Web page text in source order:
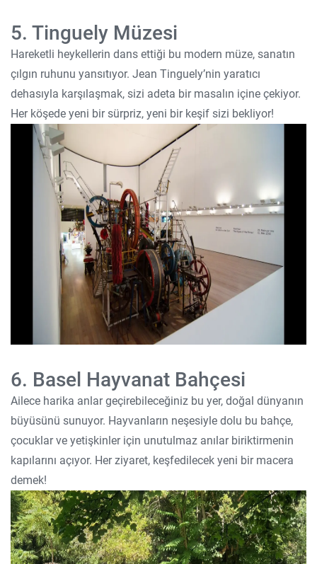
5. Tinguely Müzesi
Hareketli heykellerin dans ettiği bu modern müze, sanatın
çılgın ruhunu yansıtıyor. Jean Tinguely’nin yaratıcı
dehasıyla karşılaşmak, sizi adeta bir masalın içine çekiyor.
Her köşede yeni bir sürpriz, yeni bir keşif sizi bekliyor!
6. Basel Hayvanat Bahçesi
Ailece harika anlar geçirebileceğiniz bu yer, doğal dünyanın
büyüsünü sunuyor. Hayvanların neşesiyle dolu bu bahçe,
çocuklar ve yetişkinler için unutulmaz anılar biriktirmenin
kapılarını açıyor. Her ziyaret, keşfedilecek yeni bir macera
demek!